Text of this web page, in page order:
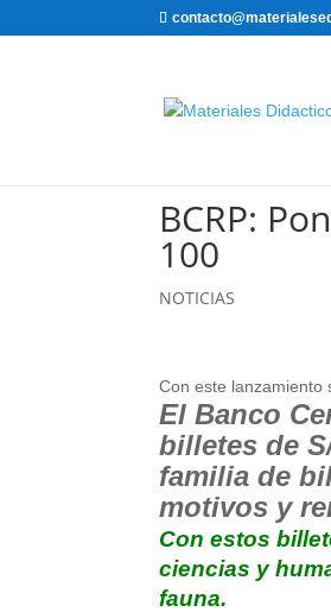
BCRP:
100
NOTICIAS
Con este lanzamiento
El Banco
billetes de
familia de
motivos y
Con estos
ciencias y
fauna.